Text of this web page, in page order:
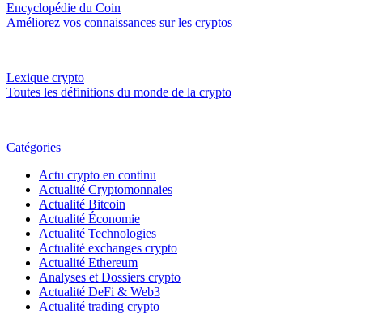
Encyclopédie du Coin
Améliorez vos connaissances sur les cryptos
Lexique crypto
Toutes les définitions du monde de la crypto
Catégories
Actu crypto en continu
Actualité Cryptomonnaies
Actualité Bitcoin
Actualité Économie
Actualité Technologies
Actualité exchanges crypto
Actualité Ethereum
Analyses et Dossiers crypto
Actualité DeFi & Web3
Actualité trading crypto